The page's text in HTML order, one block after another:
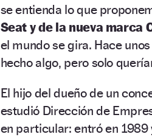
se entienda lo que
Seat y de la nueva marca
el mundo se gira. Hace
hecho algo, pero solo
El hijo del dueño de un
estudió Dirección de
en particular: entró en 1989